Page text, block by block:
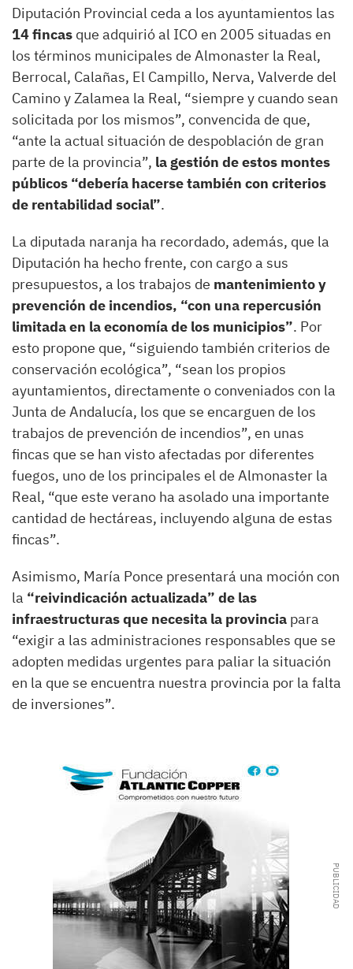
Diputación Provincial ceda a los ayuntamientos las
14 fincas que adquirió al ICO en 2005 situadas en
los términos municipales de Almonaster la Real,
Berrocal, Calañas, El Campillo, Nerva, Valverde del
Camino y Zalamea la Real, “siempre y cuando sean
solicitada por los mismos”, convencida de que,
“ante la actual situación de despoblación de gran
parte de la provincia”, la gestión de estos montes
públicos “debería hacerse también con criterios
de rentabilidad social”.
La diputada naranja ha recordado, además, que la
Diputación ha hecho frente, con cargo a sus
presupuestos, a los trabajos de mantenimiento y
prevención de incendios, “con una repercusión
limitada en la economía de los municipios”. Por
esto propone que, “siguiendo también criterios de
conservación ecológica”, “sean los propios
ayuntamientos, directamente o conveniados con la
Junta de Andalucía, los que se encarguen de los
trabajos de prevención de incendios”, en unas
fincas que se han visto afectadas por diferentes
fuegos, uno de los principales el de Almonaster la
Real, “que este verano ha asolado una importante
cantidad de hectáreas, incluyendo alguna de estas
fincas”.
Asimismo, María Ponce presentará una moción con
la “reivindicación actualizada” de las
infraestructuras que necesita la provincia para
“exigir a las administraciones responsables que se
adopten medidas urgentes para paliar la situación
en la que se encuentra nuestra provincia por la falta
de inversiones”.